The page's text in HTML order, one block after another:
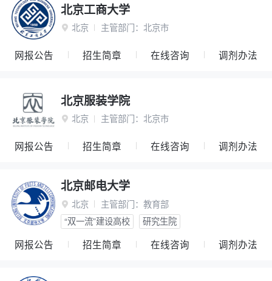
北京工商大学
 北京 主管部门： 北京市
网报公告 招生简章 在线咨询 调剂办法
北京服装学院
 北京 主管部门： 北京市
网报公告 招生简章 在线咨询 调剂办法
北京邮电大学
 北京 主管部门： 教育部
“双一流”建设高校
研究生院
网报公告 招生简章 在线咨询 调剂办法